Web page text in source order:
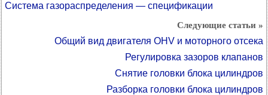
Система газораспределения — спецификации
Следующие статьи »
Общий вид двигателя OHV и моторного отсека
Регулировка зазоров клапанов
Снятие головки блока цилиндров
Разборка головки блока цилиндров